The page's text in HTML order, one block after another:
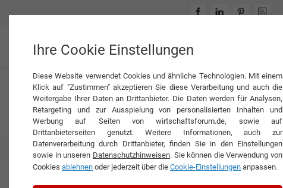
INTERVIEWS
Ihre Cookie Einstellungen
Diese Website verwendet Cookies und ähnliche Technologien. Mit einem
Klick auf "Zustimmen" akzeptieren Sie diese Verarbeitung und auch die
Weitergabe Ihrer Daten an Drittanbieter. Die Daten werden für Analysen,
Retargeting und zur Ausspielung von personalisierten Inhalten und
Werbung auf Seiten von wirtschaftsforum.de, sowie auf
Drittanbieterseiten genutzt. Weitere Informationen, auch zur
Datenverarbeitung durch Drittanbieter, finden Sie in den Einstellungen
sowie in unseren Datenschutzhinweisen. Sie können die Verwendung von
Cookies ablehnen oder jederzeit über die Cookie-Einstellungen anpassen.